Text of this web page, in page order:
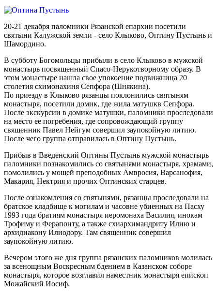
20-21 декабря паломники Рязанской епархии посетили
святыни Калужской земли - село Клыково, Оптину Пустынь и
Шамордино.
В субботу Богомольцы прибыли в село Клыково в мужской
монастырь посвященный Спасо-Нерукотворному образу. В
этом монастыре нашла свое упокоение подвижница 20
столетия схимонахиня Сепфора (Шнякина).
По приезду в Клыково рязанцы поклонились святыням
монастыря, посетили домик, где жила матушкв Сепфора.
После экскурсии в домике матушки, паломники проследовали
на место ее погребения, где сопровождающий группу
священник Павел Нейгум совершил заупокойную литию.
После чего группа отправилась в Оптину Пустынь.
Прибыв в Введенский Оптины Пустынь мужской монастырь
паломники познакомились со святынями монастыря, храмами,
помолились у мощей преподобных Амвросия, Варсанофия,
Макария, Нектрия и прочих Оптинских старцев.
После ознакомления со святынями, рязанцы проследовали на
братское кладбище к могилам и часовне убиенных на Пасху
1993 года братиям монастыря иеромонаха Василия, инокам
Трофиму и Ферапонту, а также схиархимандриту Илию и
архидиакону Илиодору. Там священник совершил
заупокойную литию.
Вечером этого же дня группа рязанских паломников молилась
за всенощным Воскресным бдением в Казанском соборе
монастыря, которое возглавил наместник монастыря епископ
Можайский Иосиф.